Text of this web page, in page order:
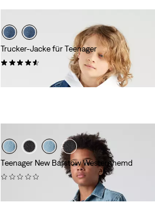
Trucker-Jacke für Teenager
Teenager New Barstow Westernhemd